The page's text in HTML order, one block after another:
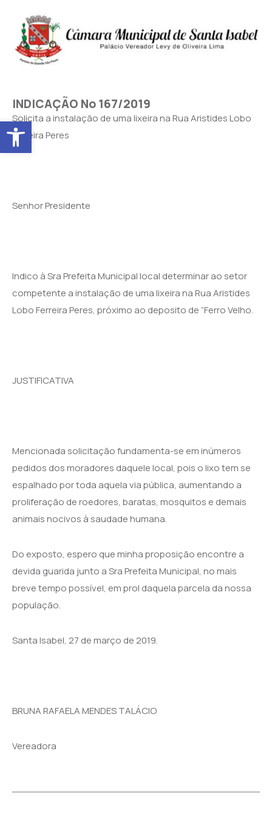
Abrir a barra de ferramentas
INDICAÇÃO No 167/2019
Solicita a instalação de uma lixeira na Rua Aristides Lobo
Ferreira Peres
Senhor Presidente
Indico à SraPrefeita Municipal local determinar ao setor
competente a instalação de uma lixeira na Rua Aristides
Lobo Ferreira Peres, próximo ao deposito de “Ferro Velho.
JUSTIFICATIVA
Mencionada solicitação fundamenta-se em inúmeros
pedidos dos moradores daquele local, pois o lixo tem se
espalhado por toda aquela via pública, aumentando a
proliferação de roedores, baratas, mosquitos e demais
animais nocivos à saudade humana.
Do exposto, espero que minha proposição encontre a
devida guarida junto a SraPrefeita Municipal, no mais
breve tempo possível, em prol daquela parcela da nossa
população.
Santa Isabel, 27 de março de 2019.
BRUNA RAFAELA MENDES TALÁCIO
Vereadora